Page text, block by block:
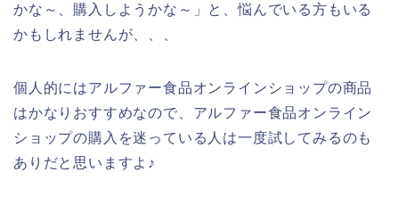
かな～、購入しようかな～」と、悩んでいる方もいる
かもしれませんが、、、
個人的にはアルファー食品オンラインショップの商品
はかなりおすすめなので、アルファー食品オンライン
ショップの購入を迷っている人は一度試してみるのも
ありだと思いますよ♪